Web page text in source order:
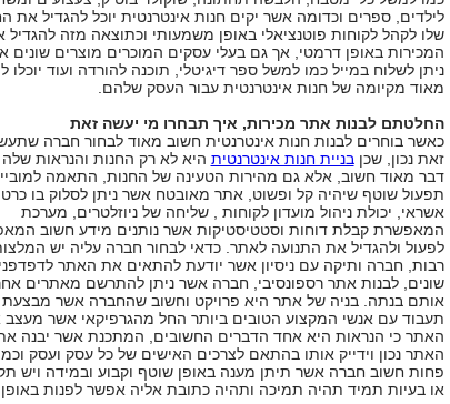
לילדים, ספרים וכדומה אשר יקים חנות אינטרנטית יוכל להגדיל את
שלו לקהל לקוחות פוטנציאלי באופן משמעותי וכתוצאה מזה להגדיל
המכירות באופן דרמטי, אך גם בעלי עסקים המוכרים מוצרים שונים
ניתן לשלוח במייל כמו למשל ספר דיגיטלי, תוכנה להורדה ועוד יוכלו
מאוד מקיומה של חנות אינטרנטית עבור העסק שלהם.
החלטתם לבנות אתר מכירות, איך תבחרו מי יעשה זאת
כאשר בוחרים לבנות חנות אינטרנטית חשוב מאוד לבחור חברה
זאת נכון, שכןבניית חנות אינטרנטית היא לא רק החנות והנראות
דבר מאוד חשוב, אלא גם מהירות הטעינה של החנות, התאמה
תפעול שוטף שיהיה קל ופשוט, אתר מאובטח אשר ניתן לסלוק בו
אשראי, יכולת ניהול מועדון לקוחות , שליחה של ניוזלטרים, מערכת
המאפשרת קבלת דוחות וסטטיסטיקות אשר נותנים מידע חשוב
לפעול ולהגדיל את התנועה לאתר. כדאי לבחור חברה עליה יש
רבות, חברה ותיקה עם ניסיון אשר יודעת להתאים את האתר
שונים, לבנות אתר רספונסיבי, חברה אשר ניתן להתרשם מאתרים
אותם בנתה. בניה של אתר היא פרויקט וחשוב שהחברה אשר מבצעת
תעבוד עם אנשי המקצוע הטובים ביותר החל מהגרפיקאי אשר
האתר כי הנראות היא אחד הדברים החשובים, המתכנת אשר יבנה
האתר נכון וידייק אותו בהתאם לצרכים האישים של כל עסק ועסק
פחות חשוב חברה אשר תיתן מענה באופן שוטף וקבוע ובמידה ויש
או בעיות תמיד תהיה תמיכה ותהיה כתובת אליה אפשר לפנות באופן